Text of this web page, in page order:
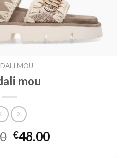
MOU
mou
€48.00